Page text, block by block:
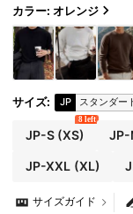
カラー: オレンジ
サイズ: JP スタンダー
JP-S(XS)
8 left
JP-
JP-XXL (XL)
サイズガイド